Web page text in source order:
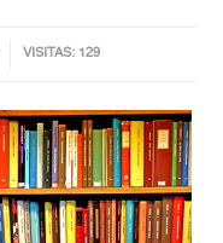
VISITAS: 129